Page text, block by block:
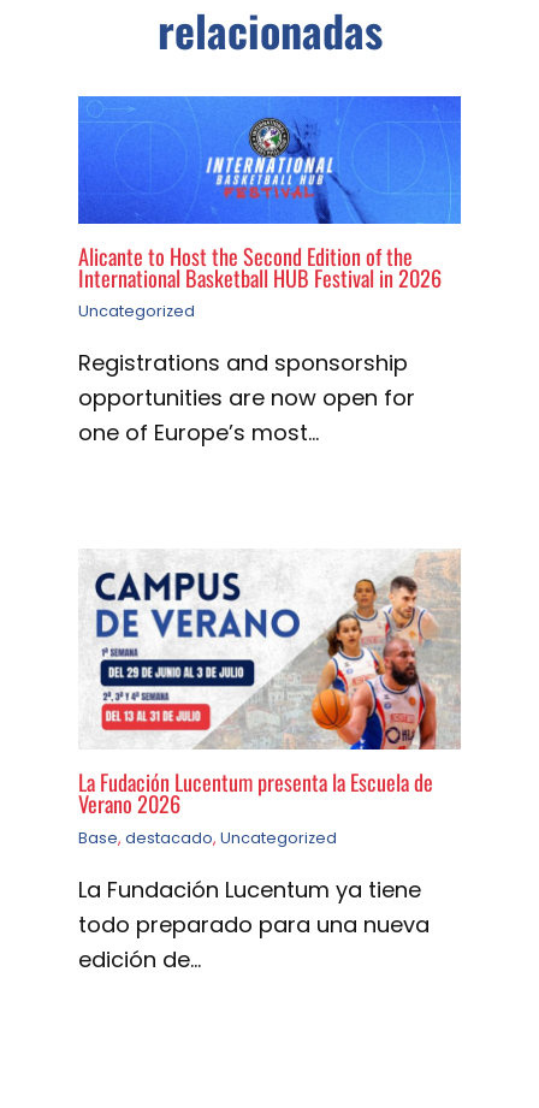
relacionadas
Alicante to Host the Second Edition of the
International Basketball HUB Festival in 2026
Uncategorized
Registrations and sponsorship
opportunities are now open for
one of Europe’s most…
La Fudación Lucentum presenta la Escuela de
Verano 2026
Base, destacado, Uncategorized
La Fundación Lucentum ya tiene
todo preparado para una nueva
edición de…